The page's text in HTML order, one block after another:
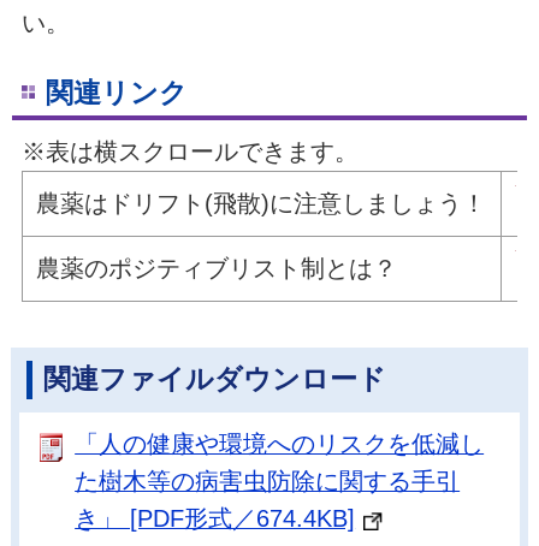
い。
関連リンク
※表は横スクロールできます。
農薬はドリフト(飛散)に注意しましょう！
農薬のポジティブリスト制とは？
関連ファイルダウンロード
「人の健康や環境へのリスクを低減し
た樹木等の病害虫防除に関する手引
き」 [PDF形式／674.4KB]